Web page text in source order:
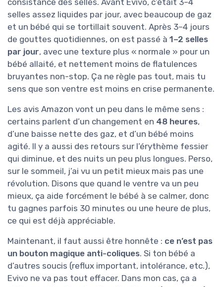
selles assez liquides par jour, avec beaucoup de gaz
et un bébé qui se tortillait souvent. Après 3–4 jours
de gouttes quotidiennes, on est passé à 1–2 selles
par jour, avec une texture plus « normale » pour un
bébé allaité, et nettement moins de flatulences
bruyantes non-stop. Ça ne règle pas tout, mais tu
sens que son ventre est moins en crise permanente.
Les avis Amazon vont un peu dans le même sens :
certains parlent d’un changement en 48 heures,
d’une baisse nette des gaz, et d’un bébé moins
agité. Il y a aussi des retours sur l’érythème fessier
qui diminue, et des nuits un peu plus longues. Perso,
sur le sommeil, j’ai vu un petit mieux mais pas une
révolution. Disons que quand le ventre va un peu
mieux, ça aide forcément le bébé à se calmer, donc
tu gagnes parfois 30 minutes ou une heure de plus,
ce qui est déjà appréciable.
Maintenant, il faut aussi être honnête : ce n’est pas
un bouton magique anti-coliques. Si ton bébé a
d’autres soucis (reflux important, intolérance, etc.),
Evivo ne va pas tout effacer. Dans mon cas, ça a